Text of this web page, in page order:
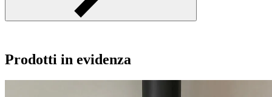
Prodotti in evidenza